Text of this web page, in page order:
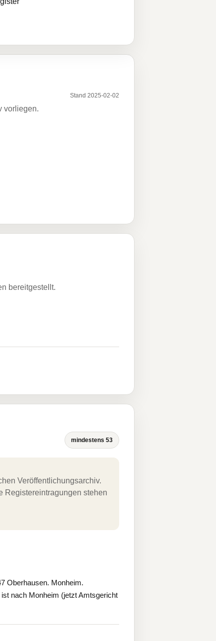
Stand 2025-02-02
vorliegen.
bereitgestellt.
mindestens 53
Veröffentlichungsarchiv.
Registereintragungen stehen
Oberhausen. Monheim.
nach Monheim (jetzt Amtsgericht